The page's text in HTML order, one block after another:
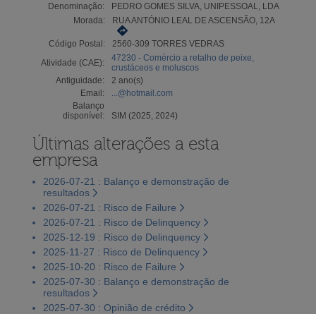
Denominação:
PEDRO GOMES SILVA, UNIPESSOAL, LDA
Morada:
RUA ANTÓNIO LEAL DE ASCENSÃO, 12A
Código Postal:
2560-309 TORRES VEDRAS
Atividade (CAE):
47230 - Comércio a retalho de peixe,
crustáceos e moluscos
Antiguidade:
2 ano(s)
Email:
...@hotmail.com
Balanço
disponível:
SIM (2025, 2024)
Últimas alterações a esta
empresa
2026-07-21 : Balanço e demonstração de
resultados
2026-07-21 : Risco de Failure
2026-07-21 : Risco de Delinquency
2025-12-19 : Risco de Delinquency
2025-11-27 : Risco de Delinquency
2025-10-20 : Risco de Failure
2025-07-30 : Balanço e demonstração de
resultados
2025-07-30 : Opinião de crédito